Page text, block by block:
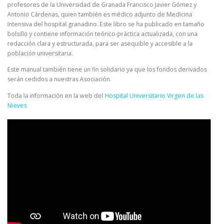
profesores de la Universidad de Granada Francisco Javier Gómez y
Antonio Cárdenas, quien también es médico adjunto de Medicina
Intensiva del hospital granadino. Este libro se ha publicado en tamaño
bolsillo y contiene información teórico-práctica actualizada, con una
redacción clara y estructurada, para ser asequible y accesible a la
población universitaria.
Este manual también tiene un fin solidario ya que los fondos derivados
serán cedidos a nuestras Asociación.
Toda la información en la web del Hospital Universitario Virgen de las
Nieves